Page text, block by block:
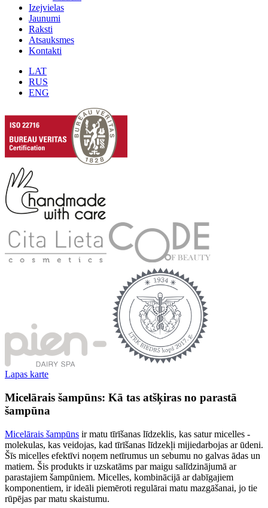
Izejvielas
Jaunumi
Raksti
Atsauksmes
Kontakti
LAT
RUS
ENG
Lapas karte
Micelārais šampūns: Kā tas atšķiras no parastā
šampūna
Micelārais šampūns ir matu tīrīšanas līdzeklis, kas satur micelles -
molekulas, kas veidojas, kad tīrīšanas līdzekļi mijiedarbojas ar ūdeni.
Šīs micelles efektīvi noņem netīrumus un sebumu no galvas ādas un
matiem. Šis produkts ir uzskatāms par maigu salīdzinājumā ar
parastajiem šampūniem. Micelles, kombinācijā ar dabīgajiem
komponentiem, ir ideāli piemēroti regulārai matu mazgāšanai, jo tie
rūpējas par matu skaistumu.